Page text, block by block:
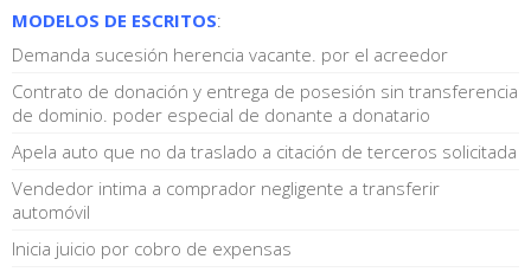
MODELOS DE ESCRITOS:
Demanda sucesión herencia vacante. por el acreedor
Contrato de donación y entrega de posesión sin transferencia
de dominio. poder especial de donante a donatario
Apela auto que no da traslado a citación de terceros solicitada
Vendedor intima a comprador negligente a transferir
automóvil
Inicia juicio por cobro de expensas